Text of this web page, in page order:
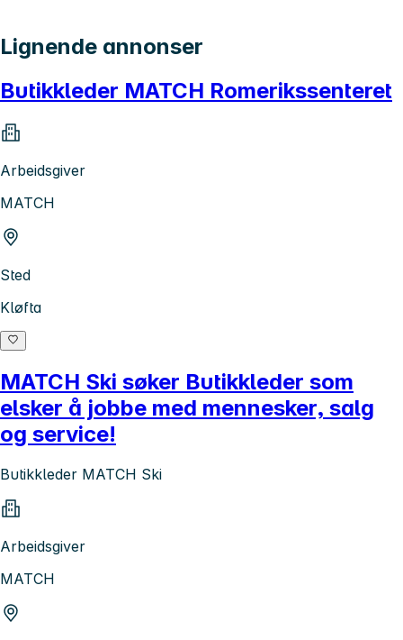
Lignende annonser
Butikkleder MATCH Romerikssenteret
Arbeidsgiver
MATCH
Sted
Kløfta
MATCH Ski søker Butikkleder som
elsker å jobbe med mennesker, salg
og service!
Butikkleder MATCH Ski
Arbeidsgiver
MATCH